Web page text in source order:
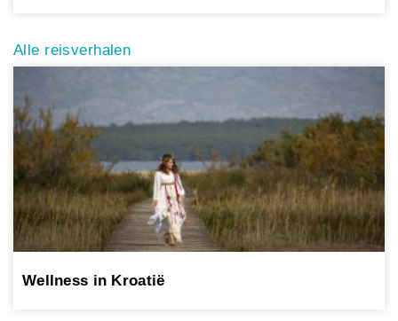
Alle reisverhalen
Wellness in Kroatië